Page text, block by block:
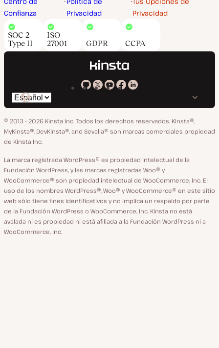
Confianza
Privacidad
Privacidad
SOC 2
Type II
ISO
27001
GDPR CCPA
Kinsta
GitHub
Kinsta
X
Kinsta
YouTube
Kinsta
Facebook
Kinsta
LinkedIn
Cambiar
idioma
© 2013 - 2026 Kinsta Inc. Todos los derechos reservados. Kinsta®,
MyKinsta®, DevKinsta®, and Sevalla® son marcas comerciales propiedad
de Kinsta Inc.
La marca registrada WordPress® es propiedad intelectual de la
Fundación WordPress, y las marcas registradas Woo® y
WooCommerce® son propiedad intelectual de WooCommerce, Inc. El
uso de los nombres WordPress®, Woo® y WooCommerce® en este sitio
web sólo tiene fines identificativos y no implica un respaldo por parte
de la Fundación WordPress o WooCommerce, Inc. Kinsta no está
avalada ni es propiedad ni está afiliada a la Fundación WordPress ni a
WooCommerce, Inc.